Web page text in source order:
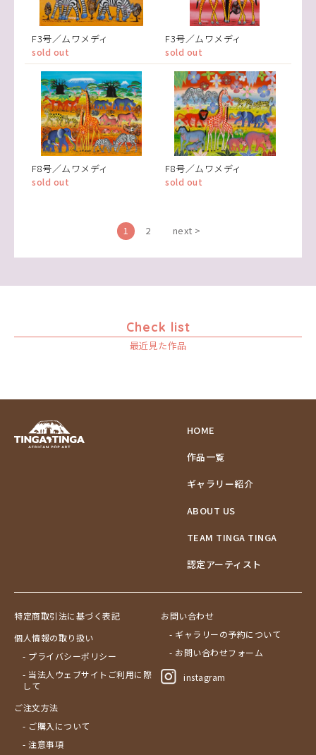
F3号／ムワメディ
sold out
F3号／ムワメディ
sold out
F8号／ムワメディ
sold out
F8号／ムワメディ
sold out
1 2 next >
Check list
最近見た作品
HOME
作品一覧
ギャラリー紹介
ABOUT US
TEAM TINGA TINGA
認定アーティスト
特定商取引法に基づく表記
個人情報の取り扱い
- プライバシーポリシー
- 当法人ウェブサイトご利用に際
して
ご注文方法
- ご購入について
- 注意事項
お問い合わせ
- ギャラリーの予約について
- お問い合わせフォーム
instagram